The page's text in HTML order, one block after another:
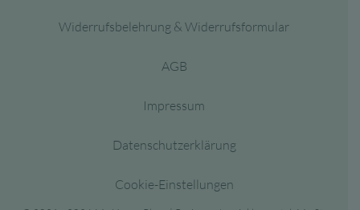
Widerrufsbelehrung & Widerrufsformular
AGB
Impressum
Datenschutzerklärung
Cookie-Einstellungen